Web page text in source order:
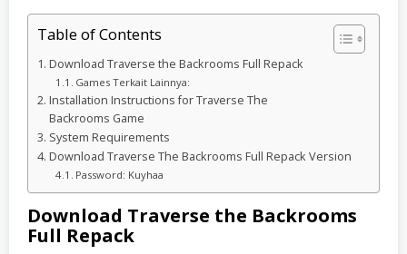
Table of Contents
Download Traverse the Backrooms Full Repack
Games Terkait Lainnya:
Installation Instructions for Traverse The
Backrooms Game
System Requirements
Download Traverse The Backrooms Full Repack Version
Password: Kuyhaa
Download Traverse the Backrooms
Full Repack